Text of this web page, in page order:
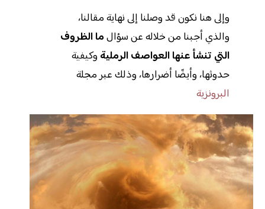
وإلى هنا نكون قد وصلنا إلى نهاية مقالنا،
والذي أجبنا من خلاله عن سؤالما الظروف
التي تنشأ عنها العواصف الرملية وكيفية
حدوثها، وأيضًا أضرارها، وذلك عبر مجلة
البرونزية